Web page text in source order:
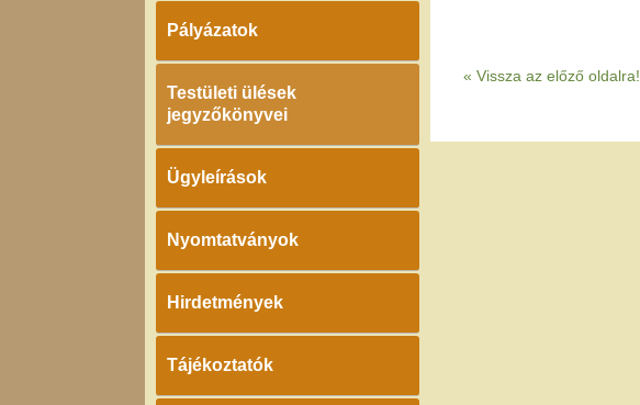
Pályázatok
Testületi ülések
jegyzőkönyvei
Ügyleírások
Nyomtatványok
Hirdetmények
Tájékoztatók
« Vissza az előző oldalra!